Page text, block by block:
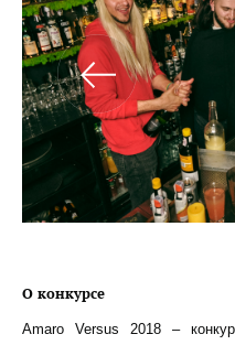
О конкурсе
Amaro Versus 2018 –